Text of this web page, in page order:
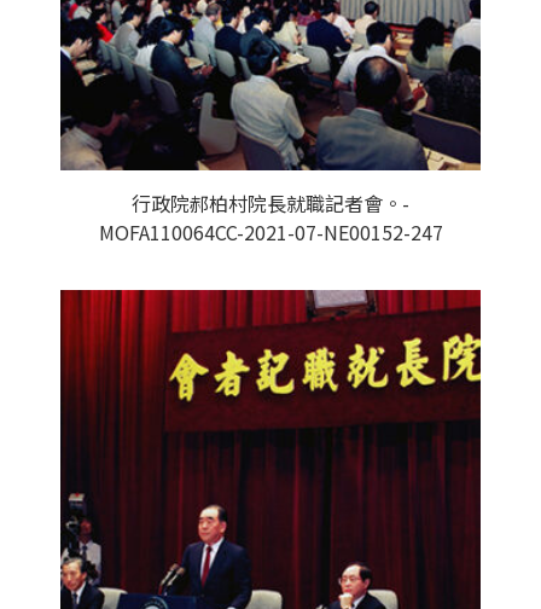
行政院郝柏村院長就職記者會。-
MOFA110064CC-2021-07-NE00152-247